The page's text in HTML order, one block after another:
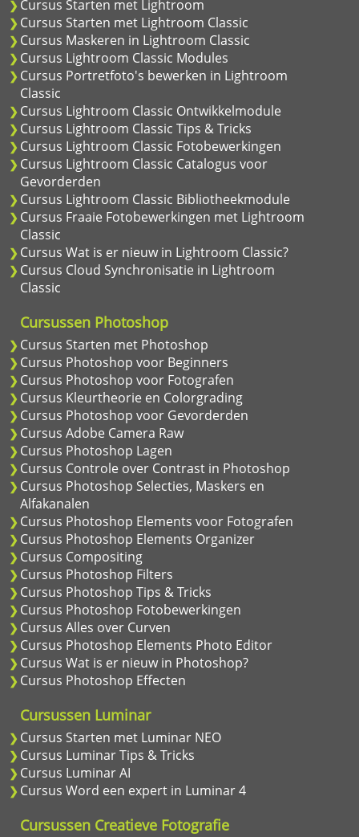
Cursus Starten met Lightroom
Cursus Starten met Lightroom Classic
Cursus Maskeren in Lightroom Classic
Cursus Lightroom Classic Modules
Cursus Portretfoto's bewerken in Lightroom
Classic
Cursus Lightroom Classic Ontwikkelmodule
Cursus Lightroom Classic Tips & Tricks
Cursus Lightroom Classic Fotobewerkingen
Cursus Lightroom Classic Catalogus voor
Gevorderden
Cursus Lightroom Classic Bibliotheekmodule
Cursus Fraaie Fotobewerkingen met Lightroom
Classic
Cursus Wat is er nieuw in Lightroom Classic?
Cursus Cloud Synchronisatie in Lightroom
Classic
Cursussen Photoshop
Cursus Starten met Photoshop
Cursus Photoshop voor Beginners
Cursus Photoshop voor Fotografen
Cursus Kleurtheorie en Colorgrading
Cursus Photoshop voor Gevorderden
Cursus Adobe Camera Raw
Cursus Photoshop Lagen
Cursus Controle over Contrast in Photoshop
Cursus Photoshop Selecties, Maskers en
Alfakanalen
Cursus Photoshop Elements voor Fotografen
Cursus Photoshop Elements Organizer
Cursus Compositing
Cursus Photoshop Filters
Cursus Photoshop Tips & Tricks
Cursus Photoshop Fotobewerkingen
Cursus Alles over Curven
Cursus Photoshop Elements Photo Editor
Cursus Wat is er nieuw in Photoshop?
Cursus Photoshop Effecten
Cursussen Luminar
Cursus Starten met Luminar NEO
Cursus Luminar Tips & Tricks
Cursus Luminar AI
Cursus Word een expert in Luminar 4
Cursussen Creatieve Fotografie